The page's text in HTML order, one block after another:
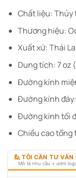
Chất liệu: Thủy
Thương hiệu:
Xuất xứ: Thái
Dung tích: 7 oz
Đường kính
Đường kính
Đường kính tối
Chiều cao tổng
🙋 TÔI CẦN TƯ VẤN
Mô tả nhu cầu + ướm